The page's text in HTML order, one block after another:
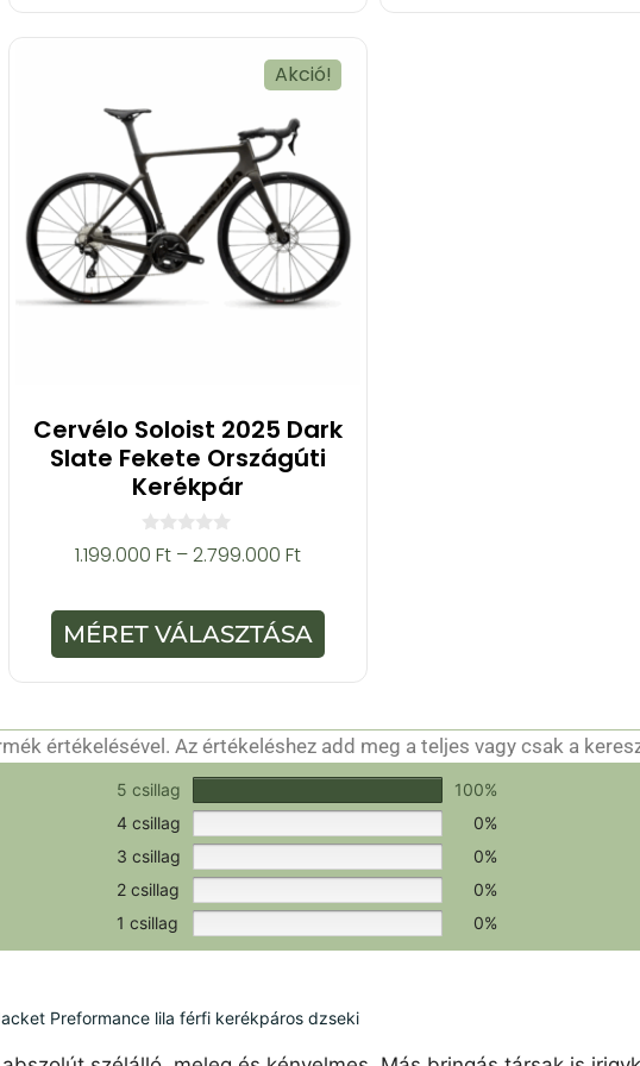
Akció!
Cervélo Soloist 2025 Dark
Slate Fekete Országúti
Kerékpár
0
a
-
b
ő
l
1.199.000Ft –2.799.000Ft
MÉRET VÁLASZTÁSA
Értékeld a terméket!
értékelésével. Az értékeléshez add meg a teljes vagy csak a
csak a hitelesítéshez szükséges.
5 csillag
100%
4 csillag
0%
3 csillag
0%
2 csillag
0%
1 csillag
0%
Preformance lila férfi kerékpáros dzseki